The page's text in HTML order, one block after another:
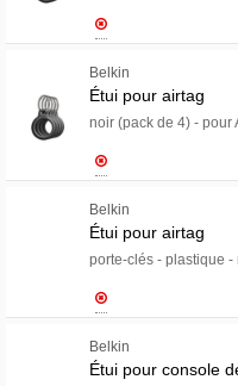
Belkin
Étui pour airtag
noir (pack de 4) - pour
Belkin
Étui pour airtag
porte-clés - plastique -
Belkin
Étui pour console